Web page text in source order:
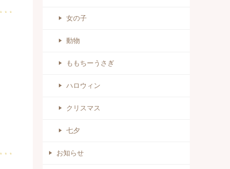
女の子
動物
ももちーうさぎ
ハロウィン
クリスマス
七夕
お知らせ